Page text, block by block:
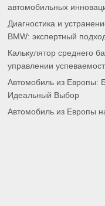
автомобильных
Диагностика и
BMW: экспертный
Калькулятор среднего
управлении
Автомобиль из Европы:
Идеальный Выбор
Автомобиль из Европы